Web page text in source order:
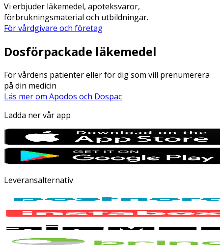
Vi erbjuder läkemedel, apoteksvaror,
förbrukningsmaterial och utbildningar.
För vårdgivare och företag
Dosförpackade läkemedel
För vårdens patienter eller för dig som vill prenumerera
på din medicin
Läs mer om Apodos och Dospac
Ladda ner vår app
Leveransalternativ